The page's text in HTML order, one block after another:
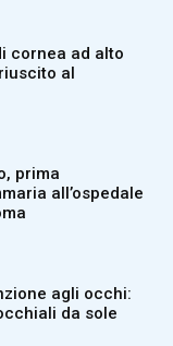
cornea ad alto
al
prima
all’ospedale
agli occhi:
da sole